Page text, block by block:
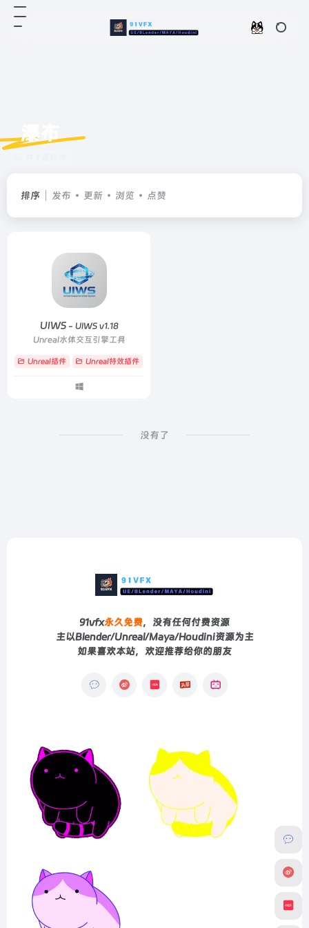
瀑布
排序 发布 更新 浏览 点赞
UIWS- UIWS v1.18
Unreal水体交互引擎工具
Unreal插件 Unreal特效插件
没有了
91vfx永久免费，没有任何付费资源
主以Blender/Unreal/Maya/Houdini资源为主
如果喜欢本站，欢迎推荐给你的朋友